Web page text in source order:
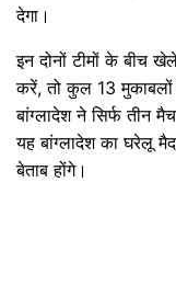
देगा।
इन दोनों टीमों के बीच
करें, तो कुल 13
बांग्लादेश ने सिर्फ तीन
यह बांग्लादेश का घरेलू
बेताब होंगे।